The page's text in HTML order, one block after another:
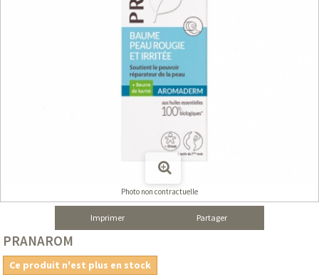
Photo non contractuelle
Imprimer Partager
PRANAROM
Ce produit n'est plus en stock